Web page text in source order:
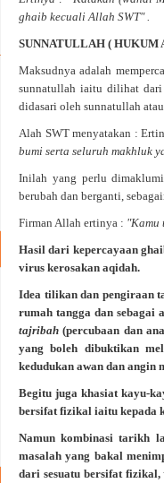
ghaib kecuali Allah SWT" .
SUNNATULLAH (
Maksudnya adalah
sunnatullah iaitu dilihat dari
didasari oleh sunnatullah
Alah SWT menyatakan :
bumi serta seluruh makhluk
Inilah yang perlu
berubah dan berganti,
Firman Allah ertinya : "Kamu
Hasil dari kepercayaan
virus kerosakan aqidah.
Idea tilikan dan pengiraan
rumah tangga dan sebagai
tajribah(percubaan dan
yang boleh dibuktikan
kedudukan awan dan angin
Begitu juga khasiat kayu-
bersifat fizikal iaitu kepada
Namun kombinasi tarikh
masalah yang bakal
dari sesuatu bersifat